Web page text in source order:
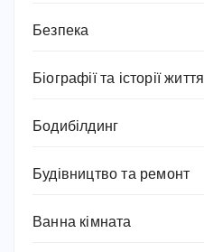
Безпека
Біографії та історії життя
Бодибілдинг
Будівництво та ремонт
Ванна кімната